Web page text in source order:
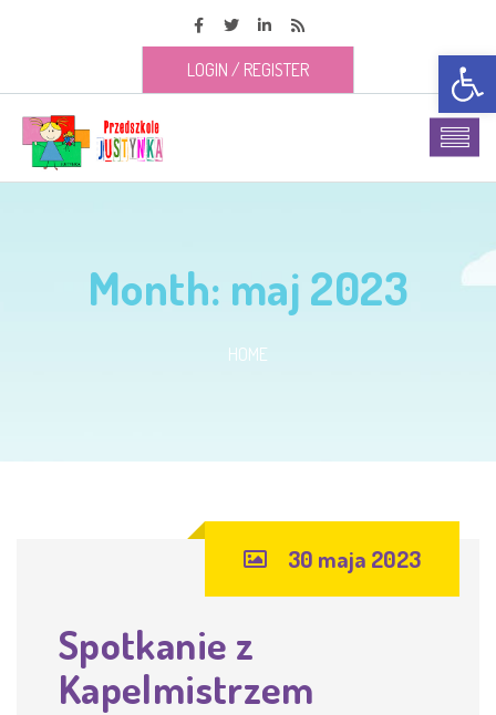
LOGIN / REGISTER
Month: maj 2023
HOME
30 maja 2023
Spotkanie z
Kapelmistrzem